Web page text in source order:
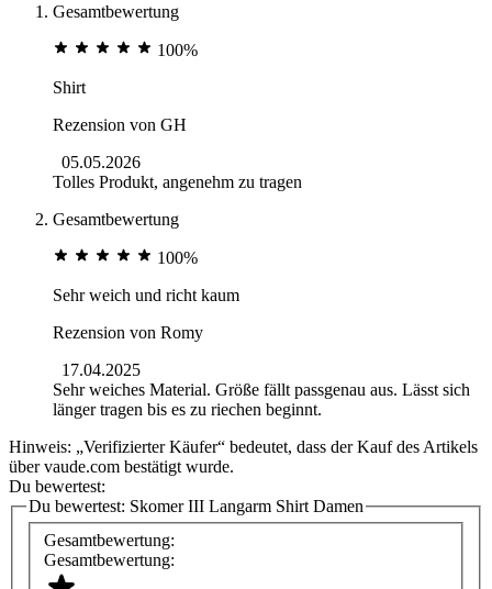
Gesamtbewertung
100%
Shirt
Rezension von GH
05.05.2026
Tolles Produkt, angenehm zu tragen
Gesamtbewertung
100%
Sehr weich und richt kaum
Rezension von Romy
17.04.2025
Sehr weiches Material. Größe fällt passgenau aus. Lässt sich
länger tragen bis es zu riechen beginnt.
Hinweis: „Verifizierter Käufer“ bedeutet, dass der Kauf des Artikels
über vaude.com bestätigt wurde.
Du bewertest:
Du bewertest: Skomer III Langarm Shirt Damen
Gesamtbewertung:
Gesamtbewertung: